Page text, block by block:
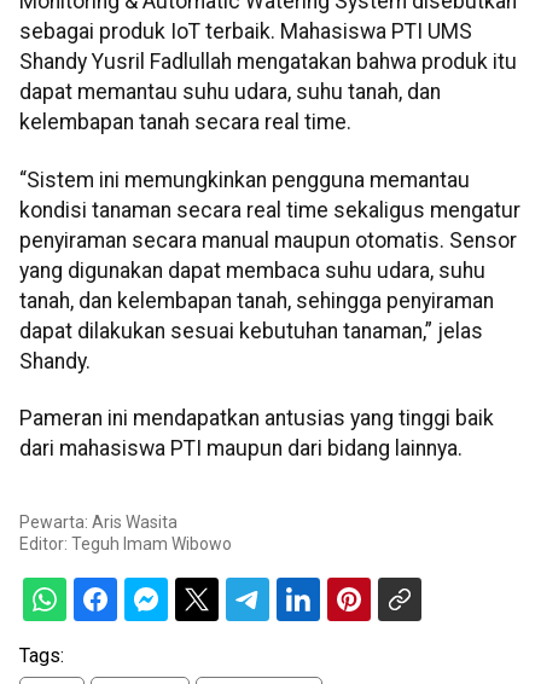
sebagai produk IoT terbaik. Mahasiswa PTI UMS
Shandy Yusril Fadlullah mengatakan bahwa produk itu
dapat memantau suhu udara, suhu tanah, dan
kelembapan tanah secara real time.
“Sistem ini memungkinkan pengguna memantau
kondisi tanaman secara real time sekaligus mengatur
penyiraman secara manual maupun otomatis. Sensor
yang digunakan dapat membaca suhu udara, suhu
tanah, dan kelembapan tanah, sehingga penyiraman
dapat dilakukan sesuai kebutuhan tanaman,” jelas
Shandy.
Pameran ini mendapatkan antusias yang tinggi baik
dari mahasiswa PTI maupun dari bidang lainnya.
Pewarta: Aris Wasita
Editor: Teguh Imam Wibowo
Tags: